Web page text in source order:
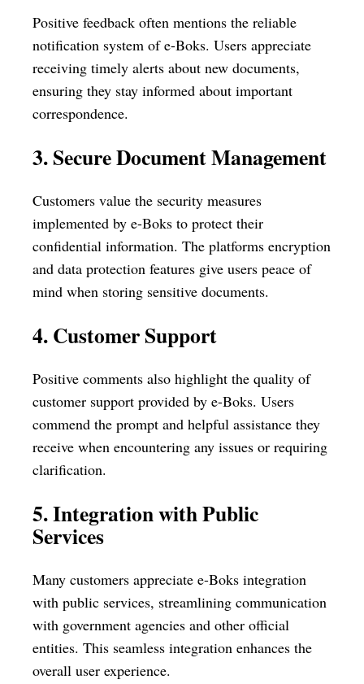
Positive feedback often mentions the reliable
notification system of e-Boks. Users appreciate
receiving timely alerts about new documents,
ensuring they stay informed about important
correspondence.
3. Secure Document Management
Customers value the security measures
implemented by e-Boks to protect their
confidential information. The platforms encryption
and data protection features give users peace of
mind when storing sensitive documents.
4. Customer Support
Positive comments also highlight the quality of
customer support provided by e-Boks. Users
commend the prompt and helpful assistance they
receive when encountering any issues or requiring
clarification.
5. Integration with Public
Services
Many customers appreciate e-Boks integration
with public services, streamlining communication
with government agencies and other official
entities. This seamless integration enhances the
overall user experience.